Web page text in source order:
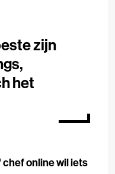
zijn
het
online wil iets